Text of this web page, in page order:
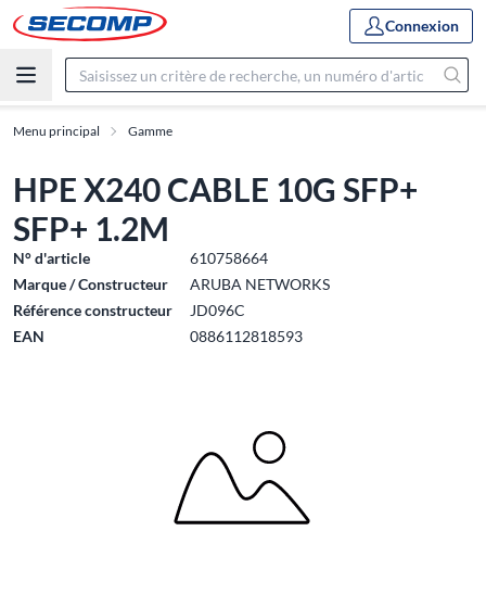
Connexion
Menu principal Gamme
HPE X240 CABLE 10G SFP+
SFP+ 1.2M
N° d'article
610758664
Marque / Constructeur
ARUBA NETWORKS
Référence constructeur
JD096C
EAN
0886112818593